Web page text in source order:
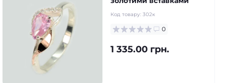
Код товару: 302к
0
1 335.00 грн.